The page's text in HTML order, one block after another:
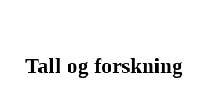
Tall og forskning